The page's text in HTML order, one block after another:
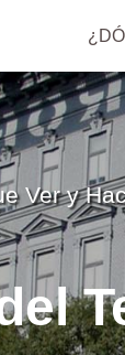
Ver y